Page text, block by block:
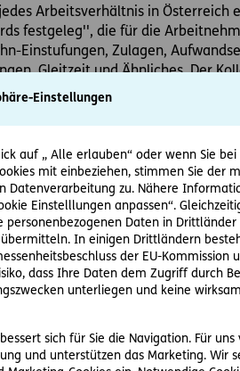
Einstellungen
auf „ Alle erlauben“ oder wenn Sie
mit einbeziehen, stimmen Sie der
Datenverarbeitung zu. Nähere
Einstelllungen anpassen“.
personenbezogenen Daten in
In einigen Drittländern
der EU-
dass Ihre Daten dem Zugriff durch
unterliegen und keine
sich für Sie die Navigation. Für
und unterstützen das Marketing. Wir
Arbeitsverhältnis in Österreich
festgeleg'', die für die
Einstufungen, Zulagen,
Gleitzeit und Ähnliches. Der
Informationen zum Inhalt
Wirtschaftskammer des jeweiligen
Dienstverhältnis
automatisch. Es muss vertraglich
erfolgen.
es zulässig, dass Arbeitgeber
dazu kann ein